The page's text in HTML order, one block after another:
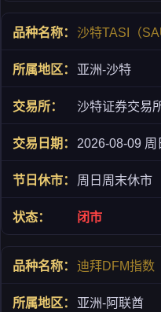
沙特TASI（
亚洲-沙特
沙特证券交易
2026-08-09 周
周日周末休市
闭市
迪拜DFM指数
亚洲-阿联酋